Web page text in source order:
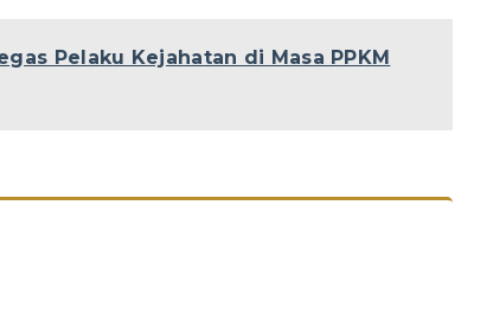
Pelaku Kejahatan di Masa PPKM